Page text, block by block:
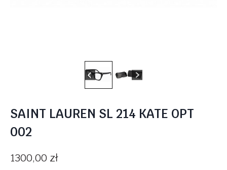
SAINT LAUREN SL 214 KATE OPT
002
1300,00 zł